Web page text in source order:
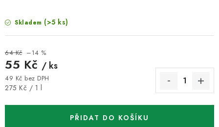
Reklamace a vrácení zboží
Skladem (>5 ks)
64 Kč –14 %
55 Kč / ks
49 Kč bez DPH
Měrná cena:
275 Kč / 1 l
PŘIDAT DO KOŠÍKU